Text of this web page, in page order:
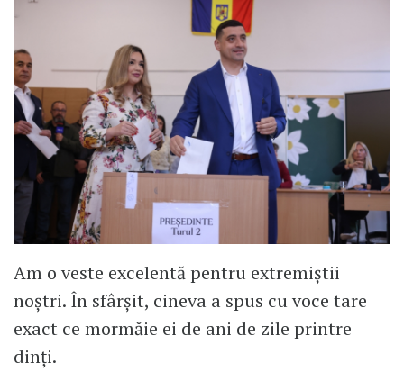
Am o veste excelentă pentru extremiștii
noștri. În sfârșit, cineva a spus cu voce tare
exact ce mormăie ei de ani de zile printre
dinți.